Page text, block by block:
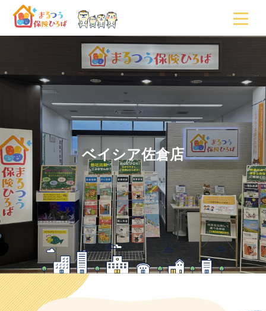
ベイシア佐倉店